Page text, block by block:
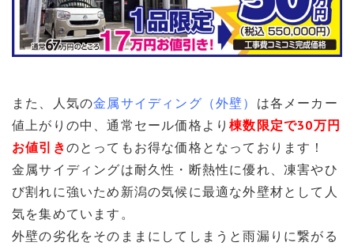
また、人気の金属サイディング（外壁） は各メーカー
値上がりの中、通常セール価格より棟数限定で30万円
お値引きのとってもお得な価格となっております！
金属サイディングは耐久性・断熱性に優れ、凍害やひ
び割れに強いため新潟の気候に最適な外壁材として人
気を集めています。
外壁の劣化をそのままにしてしまうと雨漏りに繋がる